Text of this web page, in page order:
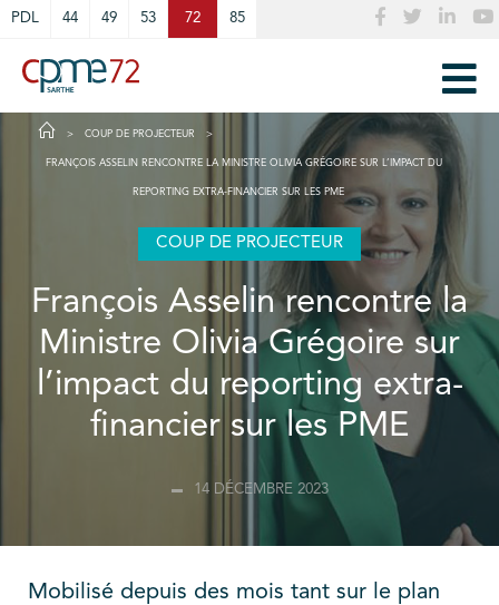
PDL 44 49 53 72 85
COUP DE PROJECTEUR
FRANÇOIS ASSELIN RENCONTRE LA MINISTRE OLIVIA GRÉGOIRE SUR L’IMPACT DU
REPORTING EXTRA-FINANCIER SUR LES PME
COUP DE PROJECTEUR
François Asselin rencontre la
Ministre Olivia Grégoire sur
l’impact du reporting extra-
financier sur les PME
14 DÉCEMBRE 2023
Mobilisé depuis des mois tant sur le plan
Cookies management panel